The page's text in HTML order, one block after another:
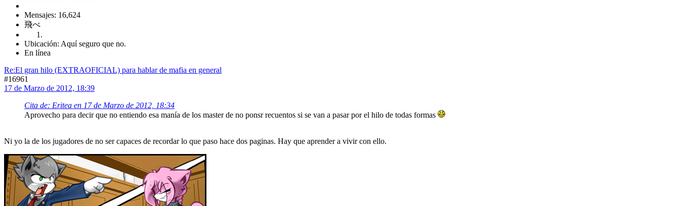
Mensajes: 16,624
飛べ
Ubicación: Aquí seguro que no.
En línea
Re:El gran hilo (EXTRAOFICIAL) para hablar de mafia en general
#16961
17 de Marzo de 2012, 18:39
Cita de: Eritea en 17 de Marzo de 2012, 18:34
Aprovecho para decir que no entiendo esa manía de los master de no ponsr recuentos si se van a pasar por el hilo de todas formas
Ni yo la de los jugadores de no ser capaces de recordar lo que paso hace dos paginas. Hay que aprender a vivir con ello.